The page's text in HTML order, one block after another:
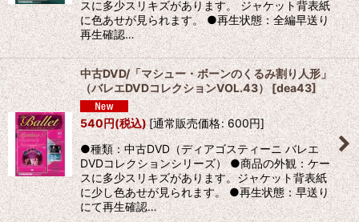
スに多少スリキズがあります。 ジャケット背表紙
に色あせが見られます。 ●再生状態：全編早送り
再生確認…
中古DVD/「マシュー・ボーンのくるみ割り人形」
（バレエDVDコレクションVOL.43）[dea43]
540円(税込)[通常販売価格: 600円]
●種類：中古DVD（ディアゴスティーニ バレエ
DVDコレクションシリーズ） ●商品の外観：ケー
スに多少スリキズがあります。ジャケット背表紙
に少し色あせが見られます。 ●再生状態：早送り
にて再生確認…